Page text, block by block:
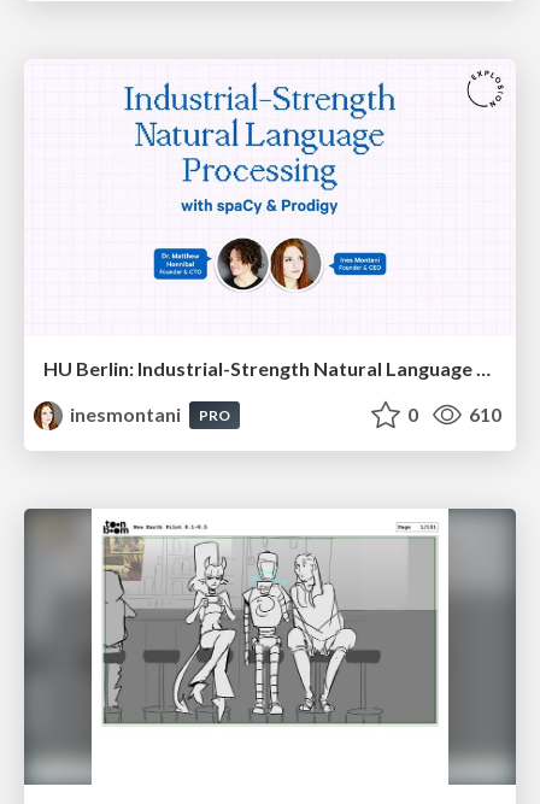
inesmontani
PRO 0 610